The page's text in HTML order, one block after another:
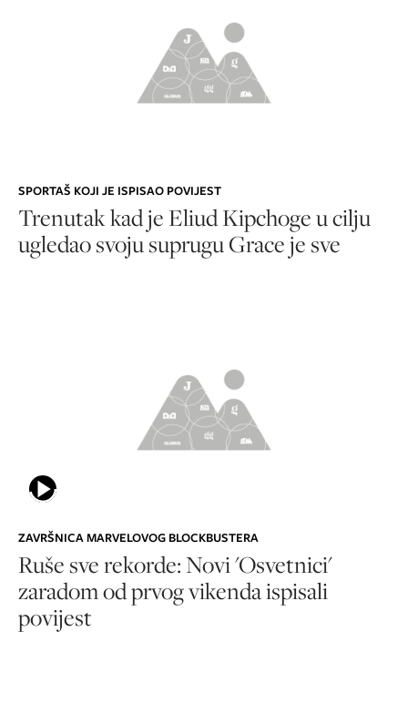
SPORTAŠ KOJI JE ISPISAO POVIJEST
Trenutak kad je Eliud Kipchoge u cilju
ugledao svoju suprugu Grace je sve
ZAVRŠNICA MARVELOVOG BLOCKBUSTERA
Ruše sve rekorde: Novi 'Osvetnici'
zaradom od prvog vikenda ispisali
povijest